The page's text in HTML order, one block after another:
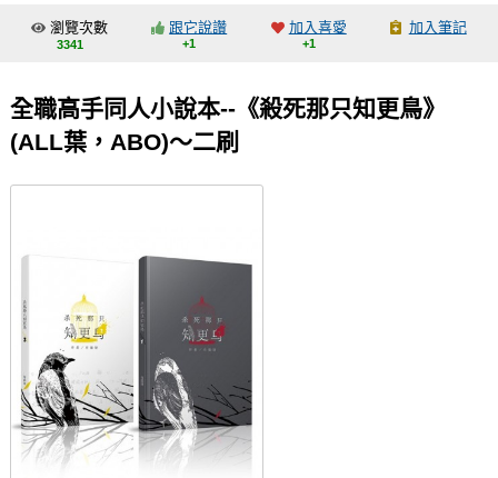
交流中心
會員功能選單
瀏覽次數
3341
跟它說讚
+1
加入喜愛
+1
加入筆記
全職高手同人小說本--《殺死那只知更鳥》
(ALL葉，ABO)～二刷